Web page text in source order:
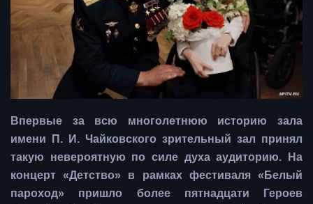
Впервые за всю многолетнюю историю зала
имени П. И. Чайковского зрительный зал принял
такую невероятную по силе духа аудиторию. На
концерт «Детство» в рамках фестиваля «Белый
пароход» пришло более пятнадцати Героев